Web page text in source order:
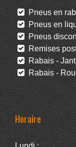
Pneus en
Pneus en
Pneus
Remises
Rabais -
Rabais -
Horaire